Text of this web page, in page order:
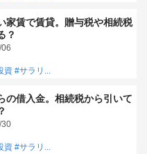
家賃で賃貸。贈与税や相続税
？
資 #サラリ...
の借入金。相続税から引いて
30
資 #サラリ...